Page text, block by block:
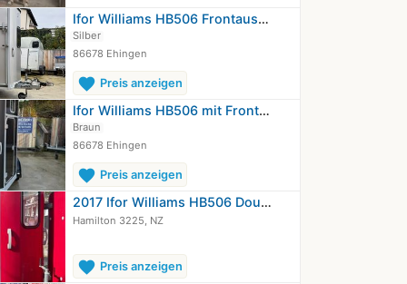
Ifor Williams HB506 Frontausstieg
Silber
86678 Ehingen
favorite Preis anzeigen
Ifor Williams HB506 mit Frontausstieg
Braun
86678 Ehingen
favorite Preis anzeigen
2017 Ifor Williams HB506 Double…
Hamilton 3225, NZ
favorite Preis anzeigen